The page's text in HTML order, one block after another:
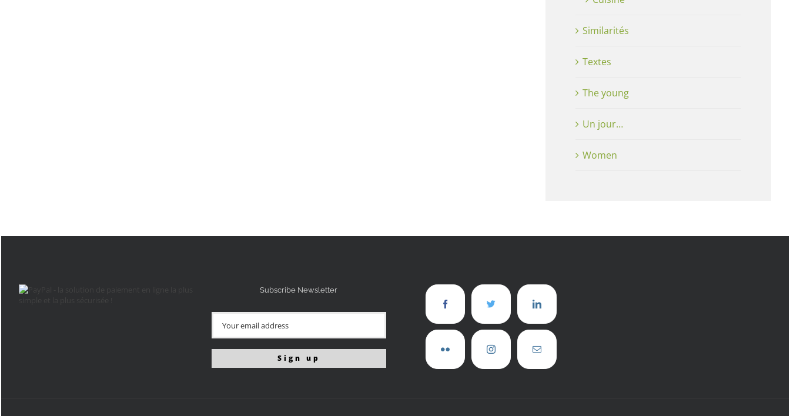
Similarités
Textes
The young
Un jour…
Women
Subscribe Newsletter